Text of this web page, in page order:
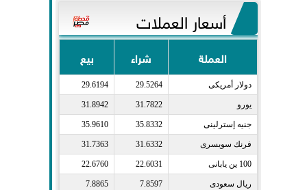
أسعار العملات
العملة شراء بيع
دولار أمريكى​ 29.5264
29.6194
يورو​ 31.7822
31.8942
جنيه إسترلينى​ 35.8332
35.9610
فرنك سويسرى​ 31.6332
31.7363
100 ين يابانى​ 22.6031
22.6760
ريال سعودى​ 7.8597
7.8865